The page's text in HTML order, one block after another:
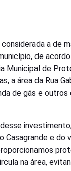
a de
de
Municipal de
a área da Rua
de gás e
Casagrande e do
na área,